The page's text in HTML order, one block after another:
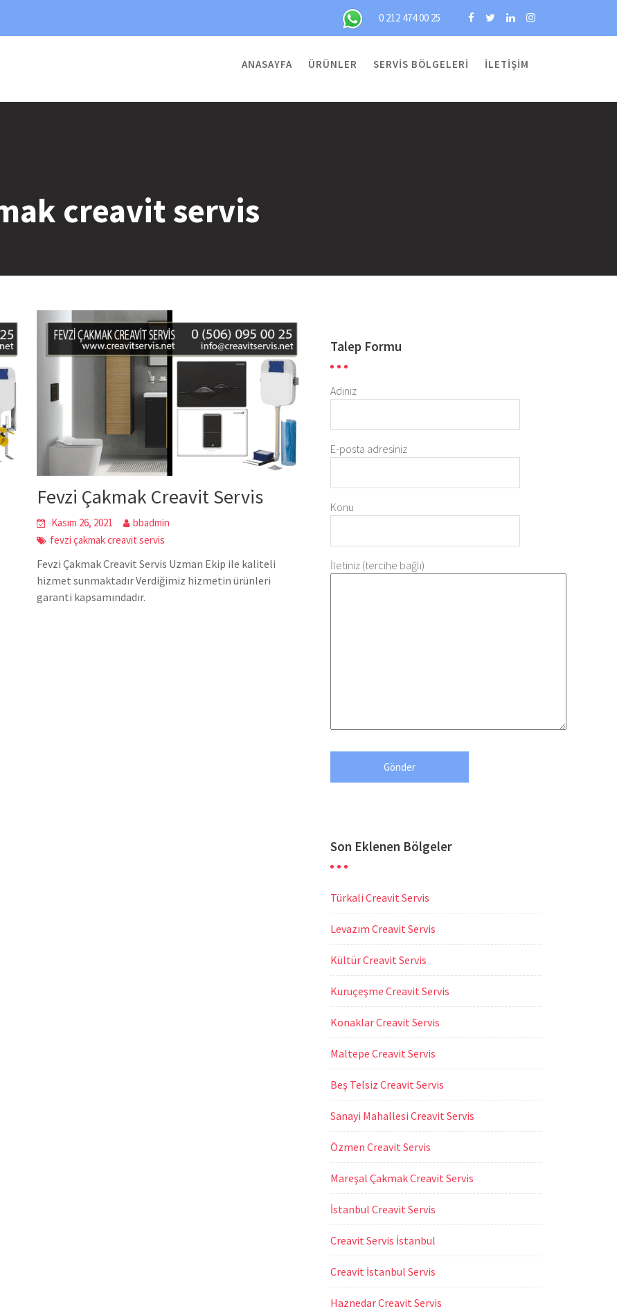
0 212 474 00 25
ANASAYFA ÜRÜNLER SERVIS BÖLGELERI İLETIŞIM
creavit servis
Fevzi Çakmak Creavit Servis
Kasım 26, 2021
bbadmin
fevzi çakmak creavit servis
Fevzi Çakmak Creavit Servis Uzman Ekip ile kaliteli
hizmet sunmaktadır Verdiğimiz hizmetin ürünleri
garanti kapsamındadır.
Talep Formu
Adınız
E-posta adresiniz
Konu
İletiniz (tercihe bağlı)
Son Eklenen Bölgeler
Türkali Creavit Servis
Levazım Creavit Servis
Kültür Creavit Servis
Kuruçeşme Creavit Servis
Konaklar Creavit Servis
Maltepe Creavit Servis
Beş Telsiz Creavit Servis
Sanayi Mahallesi Creavit Servis
Özmen Creavit Servis
Mareşal Çakmak Creavit Servis
İstanbul Creavit Servis
Creavit Servis İstanbul
Creavit İstanbul Servis
Haznedar Creavit Servis